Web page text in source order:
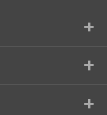
+
+
+